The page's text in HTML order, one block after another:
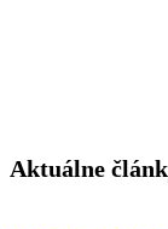
Aktuálne